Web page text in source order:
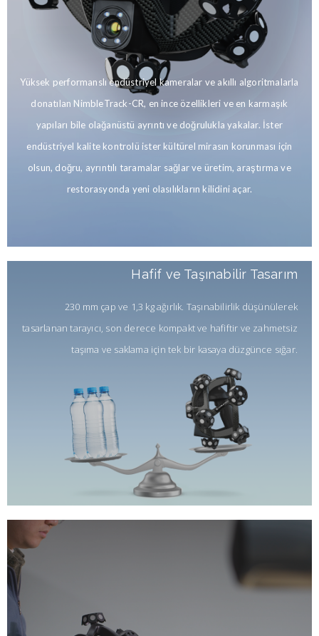
Yüksek performanslı endüstriyel kameralar ve akıllı algoritmalarla
donatılan NimbleTrack-CR, en ince özellikleri ve en karmaşık
yapıları bile olağanüstü ayrıntı ve doğrulukla yakalar. İster
endüstriyel kalite kontrolü ister kültürel mirasın korunması için
olsun, doğru, ayrıntılı taramalar sağlar ve üretim, araştırma ve
restorasyonda yeni olasılıkların kilidini açar.
Hafif ve Taşınabilir Tasarım
230 mm çap ve 1,3 kg ağırlık. Taşınabilirlik düşünülerek
tasarlanan tarayıcı, son derece kompakt ve hafiftir ve zahmetsiz
taşıma ve saklama için tek bir kasaya düzgünce sığar.